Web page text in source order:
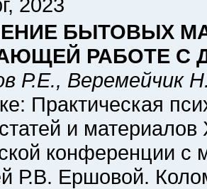
БЫТОВЫХ
РАБОТЕ С
Р.Е., Веремейчик
Практическая
и
конференции
Р.В. Ершовой.